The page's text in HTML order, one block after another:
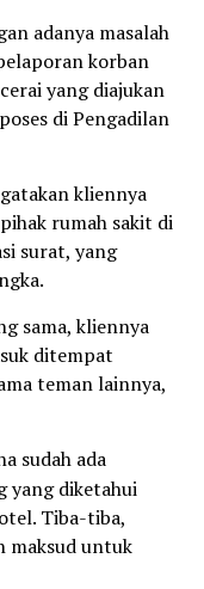
adanya masalah
korban
yang diajukan
di Pengadilan
kliennya
rumah sakit di
surat, yang
sama, kliennya
ditempat
teman lainnya,
sudah ada
yang diketahui
Tiba-tiba,
maksud untuk